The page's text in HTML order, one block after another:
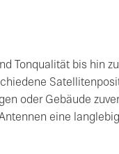
Tonqualität bis hin
oder Gebäude
eine